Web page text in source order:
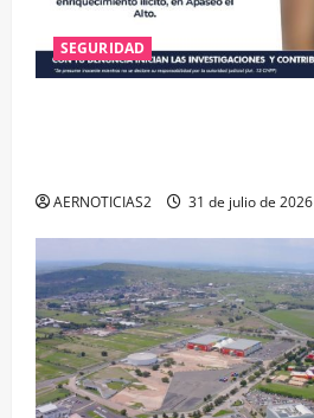
SEGURIDAD
AERNOTICIAS2 31 de julio de 2026